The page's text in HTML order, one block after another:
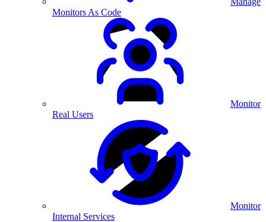
Monitors As Code
Monitor
Real Users
Monitor
Internal Services